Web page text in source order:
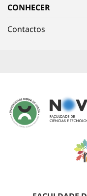
CONHECER
Contactos